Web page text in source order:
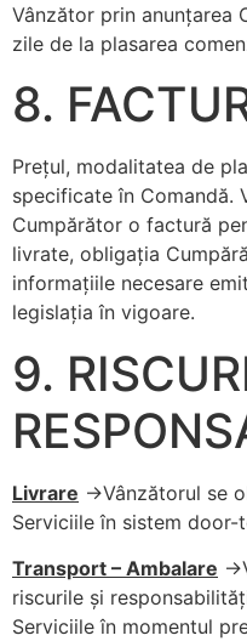
Vânzător prin anunţarea
zile de la plasarea
8.
Preţul, modalitatea de
specificate în Comandă.
Cumpărător o factură
livrate, obligaţia
informaţiile necesare
legislaţia în vigoare.
9.
Livrare ->Vânzătorul se
Serviciile în sistem
Transport – Ambalare -
riscurile şi
Serviciile în momentul